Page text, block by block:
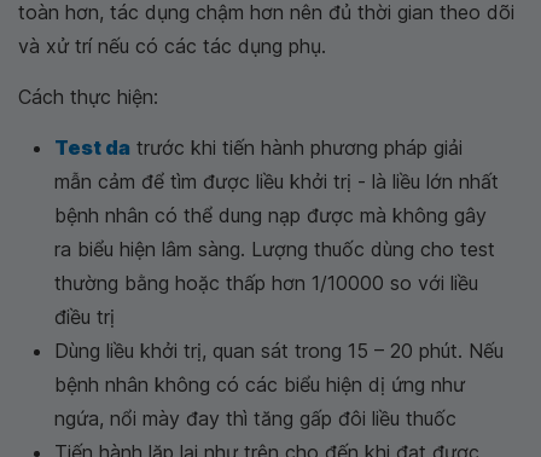
toàn hơn, tác dụng chậm hơn nên đủ thời gian theo dõi
và xử trí nếu có các tác dụng phụ.
Cách thực hiện:
Test da trước khi tiến hành phương pháp giải
mẫn cảm để tìm được liều khởi trị - là liều lớn nhất
bệnh nhân có thể dung nạp được mà không gây
ra biểu hiện lâm sàng. Lượng thuốc dùng cho test
thường bằng hoặc thấp hơn 1/10000 so với liều
điều trị
Dùng liều khởi trị, quan sát trong 15 – 20 phút. Nếu
bệnh nhân không có các biểu hiện dị ứng như
ngứa, nổi mày đay thì tăng gấp đôi liều thuốc